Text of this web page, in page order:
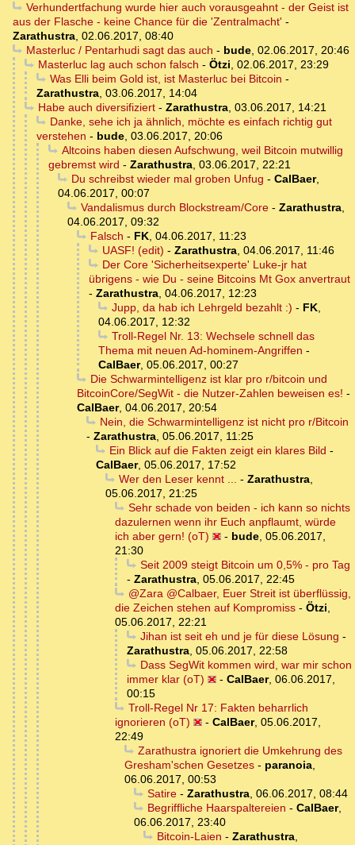
Verhundertfachung wurde hier auch vorausgeahnt - der Geist ist
aus der Flasche - keine Chance für die 'Zentralmacht' -
Zarathustra, 02.06.2017, 08:40
Masterluc / Pentarhudi sagt das auch - bude, 02.06.2017, 20:46
Masterluc lag auch schon falsch - Ötzi, 02.06.2017, 23:29
Was Elli beim Gold ist, ist Masterluc bei Bitcoin -
Zarathustra, 03.06.2017, 14:04
Habe auch diversifiziert- Zarathustra, 03.06.2017, 14:21
Danke, sehe ich ja ähnlich, möchte es einfach richtig gut
verstehen - bude, 03.06.2017, 20:06
Altcoins haben diesen Aufschwung, weil Bitcoin mutwillig
gebremst wird - Zarathustra, 03.06.2017, 22:21
Du schreibst wieder mal groben Unfug - CalBaer,
04.06.2017, 00:07
Vandalismus durch Blockstream/Core- Zarathustra,
04.06.2017, 09:32
Falsch - FK, 04.06.2017, 11:23
UASF! (edit) - Zarathustra, 04.06.2017, 11:46
Der Core 'Sicherheitsexperte' Luke-jr hat
übrigens - wie Du - seine Bitcoins Mt Gox anvertraut
- Zarathustra, 04.06.2017, 12:23
Jupp, da hab ich Lehrgeld bezahlt :) - FK,
04.06.2017, 12:32
Troll-Regel Nr. 13: Wechsele schnell das
Thema mit neuen Ad-hominem-Angriffen -
CalBaer, 05.06.2017, 00:27
Die Schwarmintelligenz ist klar pro r/bitcoin und
BitcoinCore/SegWit - die Nutzer-Zahlen beweisen es! -
CalBaer, 04.06.2017, 20:54
Nein, die Schwarmintelligenz ist nicht pro r/Bitcoin
- Zarathustra, 05.06.2017, 11:25
Ein Blick auf die Fakten zeigt ein klares Bild -
CalBaer, 05.06.2017, 17:52
Wer den Leser kennt ... - Zarathustra,
05.06.2017, 21:25
Sehr schade von beiden - ich kann so nichts
dazulernen wenn ihr Euch anpflaumt, würde
ich aber gern! (oT)
- bude, 05.06.2017,
21:30
Seit 2009 steigt Bitcoin um 0,5% - pro Tag
- Zarathustra, 05.06.2017, 22:45
@Zara @Calbaer, Euer Streit ist überflüssig,
die Zeichen stehen auf Kompromiss - Ötzi,
05.06.2017, 22:21
Jihan ist seit eh und je für diese Lösung -
Zarathustra, 05.06.2017, 22:58
Dass SegWit kommen wird, war mir schon
immer klar (oT)
- CalBaer, 06.06.2017,
00:15
Troll-Regel Nr 17: Fakten beharrlich
ignorieren (oT)
- CalBaer, 05.06.2017,
22:49
Zarathustra ignoriert die Umkehrung des
Gresham'schen Gesetzes - paranoia,
06.06.2017, 00:53
Satire- Zarathustra, 06.06.2017, 08:44
Begriffliche Haarspaltereien - CalBaer,
06.06.2017, 23:40
Bitcoin-Laien - Zarathustra,